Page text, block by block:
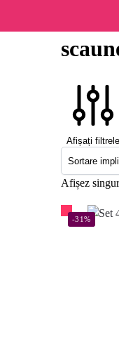
Afișați filtrele
Afișez
-31%